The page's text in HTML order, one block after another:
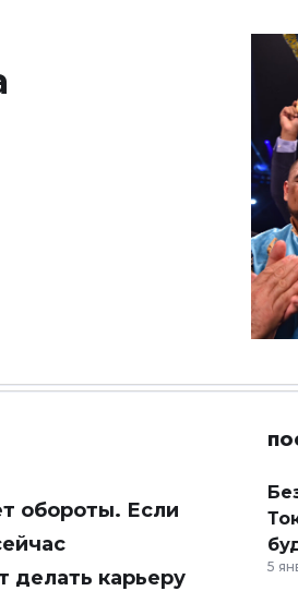
обороты. Если
делать карьеру
5